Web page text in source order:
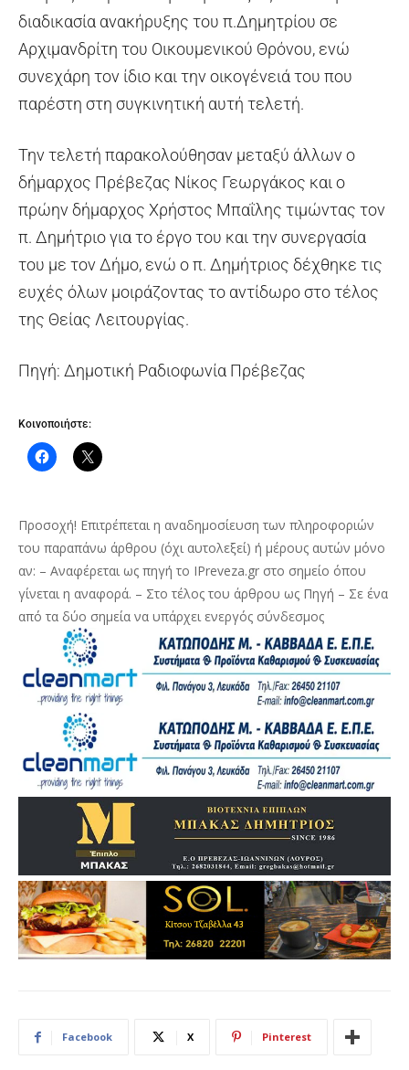
διαδικασία ανακήρυξης του π.Δημητρίου σε
Αρχιμανδρίτη του Οικουμενικού Θρόνου, ενώ
συνεχάρη τον ίδιο και την οικογένειά του που
παρέστη στη συγκινητική αυτή τελετή.
Την τελετή παρακολούθησαν μεταξύ άλλων ο
δήμαρχος Πρέβεζας Νίκος Γεωργάκος και ο
πρώην δήμαρχος Χρήστος Μπαΐλης τιμώντας τον
π. Δημήτριο για το έργο του και την συνεργασία
του με τον Δήμο, ενώ ο π. Δημήτριος δέχθηκε τις
ευχές όλων μοιράζοντας το αντίδωρο στο τέλος
της Θείας Λειτουργίας.
Πηγή: Δημοτική Ραδιοφωνία Πρέβεζας
Κοινοποιήστε:
Προσοχή! Επιτρέπεται η αναδημοσίευση των πληροφοριών
του παραπάνω άρθρου (όχι αυτολεξεί) ή μέρους αυτών μόνο
αν: – Αναφέρεται ως πηγή το IPreveza.gr στο σημείο όπου
γίνεται η αναφορά. – Στο τέλος του άρθρου ως Πηγή – Σε ένα
από τα δύο σημεία να υπάρχει ενεργός σύνδεσμος
Facebook X Pinterest